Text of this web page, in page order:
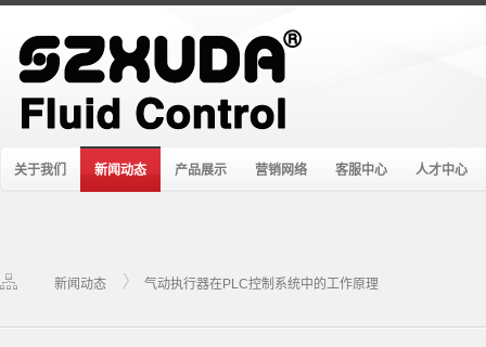
关于我们 新闻动态 产品展示 营销网络 客服中心 人才中心
新闻动态 气动执行器在PLC控制系统中的工作原理